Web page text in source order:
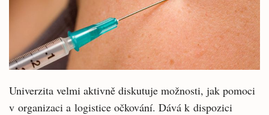
Univerzita velmi aktivně diskutuje možnosti, jak pomoci
v organizaci a logistice očkování. Dává k dispozici